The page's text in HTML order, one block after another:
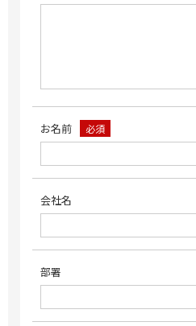
お名前 必須
会社名
部署